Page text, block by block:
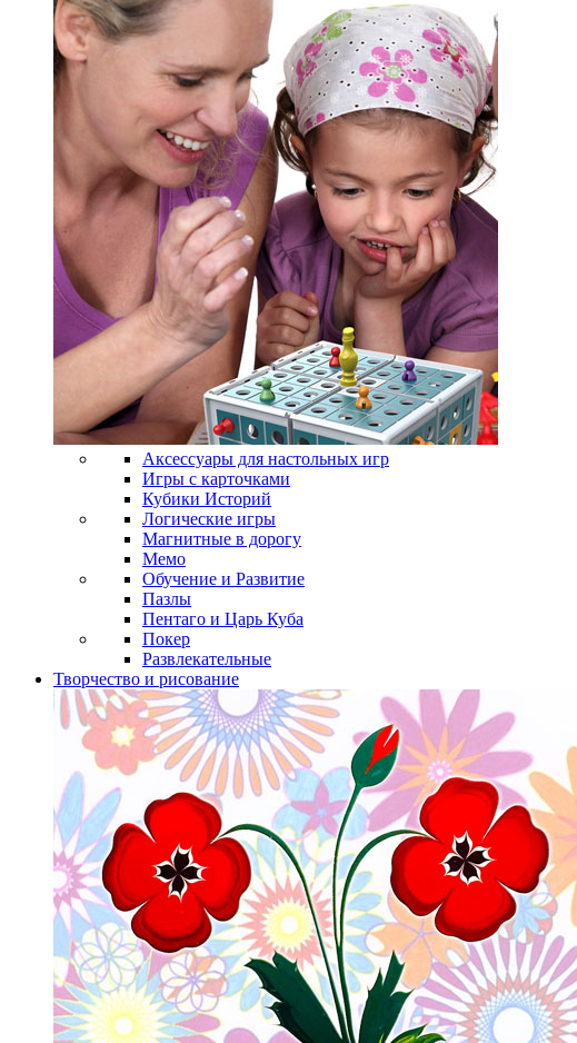
Аксессуары для настольных игр
Игры с карточками
Кубики Историй
Логические игры
Магнитные в дорогу
Мемо
Обучение и Развитие
Пазлы
Пентаго и Царь Куба
Покер
Развлекательные
Творчество и рисование